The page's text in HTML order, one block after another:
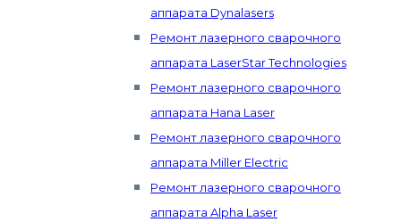
аппарата Dynalasers
Ремонт лазерного сварочного
аппарата LaserStar Technologies
Ремонт лазерного сварочного
аппарата Hana Laser
Ремонт лазерного сварочного
аппарата Miller Electric
Ремонт лазерного сварочного
аппарата Alpha Laser